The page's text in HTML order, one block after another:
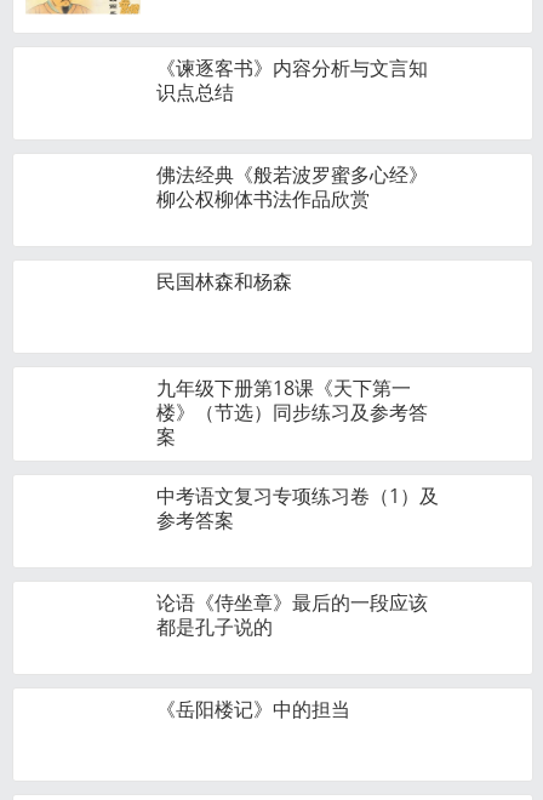
《谏逐客书》内容分析与文言知
识点总结
佛法经典《般若波罗蜜多心经》
柳公权柳体书法作品欣赏
民国林森和杨森
九年级下册第18课《天下第一
楼》（节选）同步练习及参考答
案
中考语文复习专项练习卷（1）及
参考答案
论语《侍坐章》最后的一段应该
都是孔子说的
《岳阳楼记》中的担当